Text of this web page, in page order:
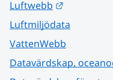
Luftwebb
Luftmiljödata
VattenWebb
Datavärdskap,